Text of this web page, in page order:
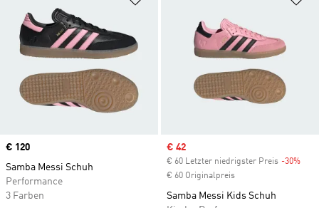
Price
€ 120
Samba Messi Schuh
Performance
3 Farben
Sale price
€ 42
€ 60 Letzter niedrigster Preis -30%
€ 60 Originalpreis
Samba Messi Kids Schuh